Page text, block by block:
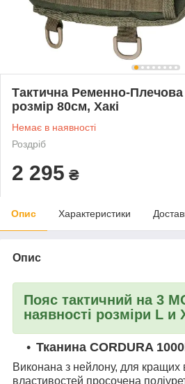
Тактична Ременно-
розмір 80см, Хакі
Немає в наявності
Роздріб
2 295 ₴
Опис Характеристики
Опис
Пояс тактичний на 3
наявності розміри L и
Тканина CORDURA
Виконана з нейлону, для кращих
властивостей просочена